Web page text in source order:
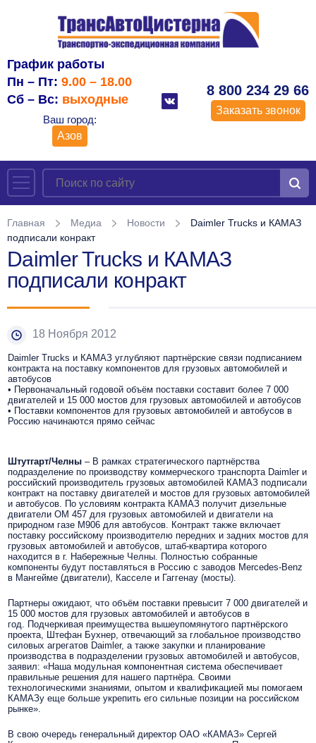
График работы
Пн – Пт: 9.00 – 18.00
Сб – Вс: выходные
Ваш город:
Азов
8 800 234 29 66
Заказать звонок
Главная Медиа Новости
Daimler Trucks и КАМАЗ
подписали конракт
Daimler Trucks и КАМАЗ
подписали конракт
18 Ноября 2012
Daimler Trucks и КАМАЗ углубляют партнёрские связи подписанием
контракта на поставку компонентов для грузовых автомобилей и
автобусов
• Первоначальный годовой объём поставки составит более 7 000
двигателей и 15 000 мостов для грузовых автомобилей и автобусов
• Поставки компонентов для грузовых автомобилей и автобусов в
Россию начинаются прямо сейчас
Штутгарт/Челны – В рамках стратегического партнёрства
подразделение по производству коммерческого транспорта Daimler и
российский производитель грузовых автомобилей КАМАЗ подписали
контракт на поставку двигателей и мостов для грузовых автомобилей
и автобусов. По условиям контракта КАМАЗ получит дизельные
двигатели ОМ 457 для грузовых автомобилей и двигатели на
природном газе М906 для автобусов. Контракт также включает
поставку российскому производителю передних и задних мостов для
грузовых автомобилей и автобусов, штаб-квартира которого
находится в г. Набережные Челны. Полностью собранные
компоненты будут поставляться в Россию с заводов Mercedes-Benz
в Мангейме (двигатели), Касселе и Гаггенау (мосты).
Партнеры ожидают, что объём поставки превысит 7 000 двигателей и
15 000 мостов для грузовых автомобилей и автобусов в
год. Подчеркивая преимущества вышеупомянутого партнёрского
проекта, Штефан Бухнер, отвечающий за глобальное производство
силовых агрегатов Daimler, а также закупки и планирование
производства в подразделении грузовых автомобилей и автобусов,
заявил: «Наша модульная компонентная система обеспечивает
правильные решения для нашего партнёра. Своими
технологическими знаниями, опытом и квалификацией мы помогаем
КАМАЗу еще больше укрепить его сильные позиции на российском
рынке».
В свою очередь генеральный директор ОАО «КАМАЗ» Сергей